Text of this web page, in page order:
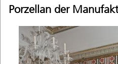
Porzellan der